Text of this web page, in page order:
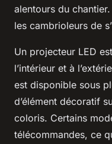
alentours du
les cambrioleurs de
Un projecteur LED
l’intérieur et à
est disponible sous
d’élément décoratif
coloris. Certains
télécommandes, ce